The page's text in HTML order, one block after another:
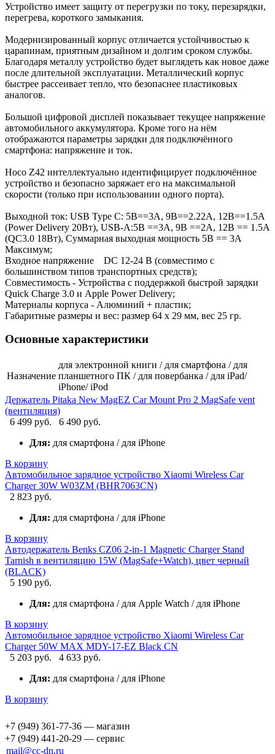
Устройство имеет защиту от перегрузки по току, перезарядки,
перегрева, короткого замыкания.
Модернизированный корпус отличается устойчивостью к
царапинам, приятным дизайном и долгим сроком службы.
Благодаря металлу устройство будет выглядеть как новое даже
после длительной эксплуатации. Металлический корпус
быстрее рассеивает тепло, что безопаснее пластиковых
аналогов.
Большой цифровой дисплей показывает текущее напряжение
автомобильного аккумулятора. Кроме того на нём
отображаются параметры зарядки для подключённого
смартфона: напряжение и ток.
Hoco Z42 интеллектуально идентифицирует подключённое
устройство и безопасно заряжает его на максимальной
скорости (только при использовании одного порта).
Выходной ток: USB Type C: 5В==3А, 9В==2.22А, 12В==1.5А
(Power Delivery 20Вт), USB-A:5В ==3A, 9В ==2A, 12В == 1.5А
(QC3.0 18Вт), Суммарная выходная мощность 5В == 3А
Максимум;
Входное напряжение DC 12-24 В (совместимо с
большинством типов транспортных средств);
Совместимость - Устройства с поддержкой быстрой зарядки
Quick Charge 3.0 и Apple Power Delivery;
Материалы корпуса - Алюминий + пластик;
Габаритные размеры и вес: размер 64 х 29 мм, вес 25 гр.
Основные характеристики
Назначение
для электронной книги / для смартфона / для
планшетного ПК / для повербанка / для iPad/
iPhone/ iPod
Держатель Pitaka New MagEZ Car Mount Pro 2 MagSafe vent
(вентиляция)
6 499 руб.
6 490 руб.
Для: для смартфона / для iPhone
В корзину
Автомобильное зарядное устройство Xiaomi Wireless Car
Charger 30W W03ZM (BHR7063CN)
2 823 руб.
Для: для смартфона / для iPhone
В корзину
Автодержатель Benks CZ06 2-in-1 Magnetic Charger Stand
Tarnish в вентиляцию 15W (MagSafe+Watch), цвет черный
(BLACK)
5 190 руб.
Для: для смартфона / для Apple Watch / для iPhone
В корзину
Автомобильное зарядное устройство Xiaomi Wireless Car
Charger 50W MAX MDY-17-EZ Black CN
5 203 руб.
4 633 руб.
Для: для смартфона / для iPhone
В корзину
+7 (949) 361-77-36 — магазин
+7 (949) 441-20-29 — сервис
mail@cc-dn.ru